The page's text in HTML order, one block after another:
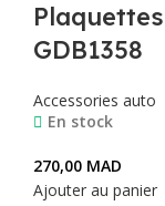
GDB1358
Accessories auto
En stock
270,00 MAD
Ajouter au panier